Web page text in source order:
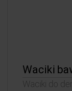
Waciki
Waciki do